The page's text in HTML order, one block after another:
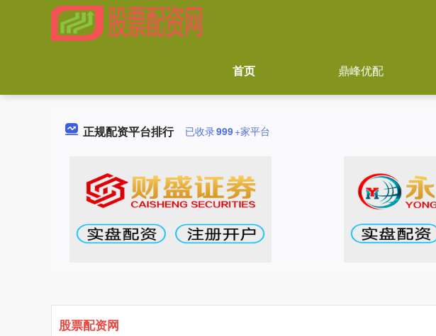
首页 鼎峰优配
正规配资平台排行 已收录999+家平台
股票配资网